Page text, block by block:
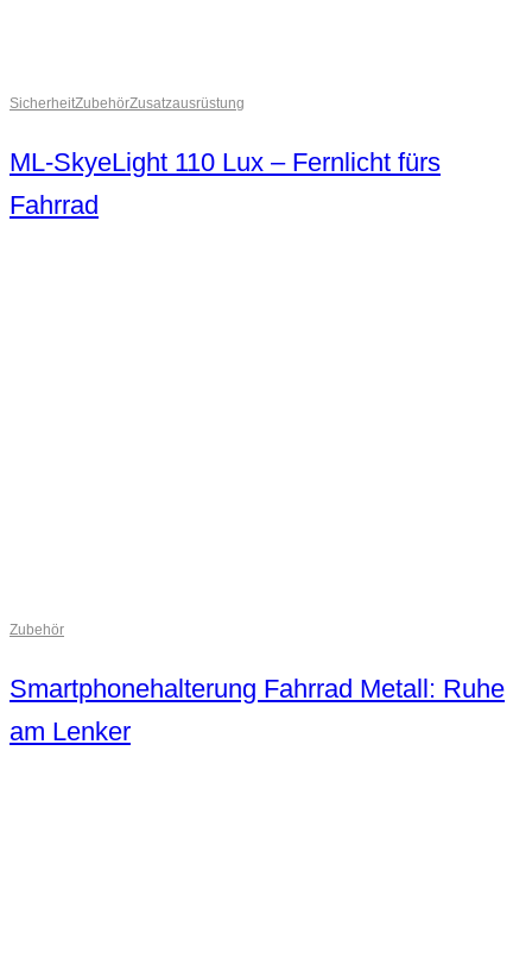
SicherheitZubehörZusatzausrüstung
ML-SkyeLight 110 Lux – Fernlicht fürs
Fahrrad
Zubehör
Smartphonehalterung Fahrrad Metall: Ruhe
am Lenker